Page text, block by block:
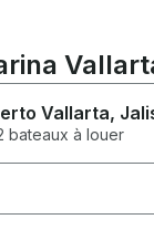
Vallarta,
bateaux à louer